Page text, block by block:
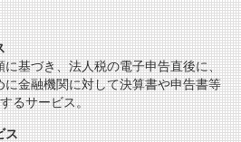
基づき、法人税の電子申告直後に、
に金融機関に対して決算書や申告書等
るサービス。
ス